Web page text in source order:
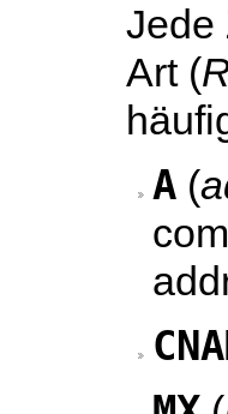
Jede
Art (
A (